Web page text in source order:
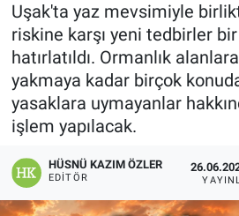
Uşak'ta yaz mevsimiyle
riskine karşı yeni tedbirler
hatırlatıldı. Ormanlık
yakmaya kadar birçok
yasaklara uymayanlar
işlem yapılacak.
HÜSNÜ KAZIM ÖZLER
EDITÖR
Resmi İlanlar
Sağlık
Son Dakika
Spor
Uşak Haberleri